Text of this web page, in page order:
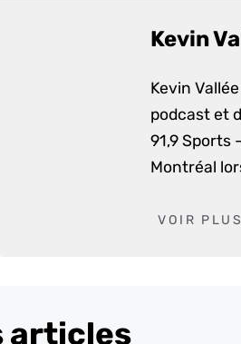
Kevin
Kevin
podcast et
91,9 Sports
Montréal
VOIR PLUS
articles